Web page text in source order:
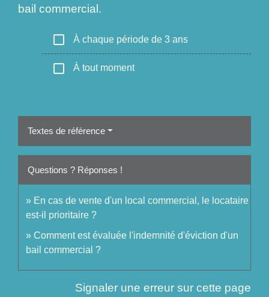
bail commercial.
check_box_outline_blank À chaque période de 3 ans
check_box_outline_blank À tout moment
Textes de référence
Questions ? Réponses !
En cas de vente d'un local commercial, le locataire
est-il prioritaire ?
Comment est évaluée l'indemnité d'éviction d'un
bail commercial ?
Signaler une erreur sur cette page